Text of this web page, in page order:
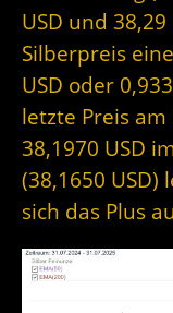
USD und
Silberpreis
USD oder
letzte Preis
38,1970 USD
(38,1650
sich das Plus